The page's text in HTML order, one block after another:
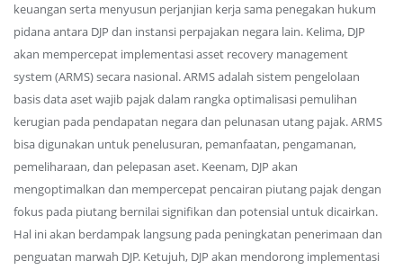
keuangan serta menyusun perjanjian kerja sama penegakan hukum
pidana antara DJP dan instansi perpajakan negara lain. Kelima, DJP
akan mempercepat implementasi asset recovery management
system (ARMS) secara nasional. ARMS adalah sistem pengelolaan
basis data aset wajib pajak dalam rangka optimalisasi pemulihan
kerugian pada pendapatan negara dan pelunasan utang pajak. ARMS
bisa digunakan untuk penelusuran, pemanfaatan, pengamanan,
pemeliharaan, dan pelepasan aset. Keenam, DJP akan
mengoptimalkan dan mempercepat pencairan piutang pajak dengan
fokus pada piutang bernilai signifikan dan potensial untuk dicairkan.
Hal ini akan berdampak langsung pada peningkatan penerimaan dan
penguatan marwah DJP. Ketujuh, DJP akan mendorong implementasi